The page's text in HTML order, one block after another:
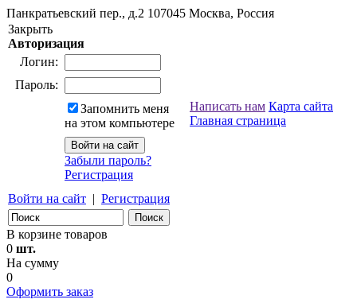
Панкратьевский пер., д.2 107045 Москва, Россия
Закрыть
Авторизация
Логин:
Пароль:
Запомнить меня
на этом компьютере
Забыли пароль?
Регистрация
Войти на сайт | Регистрация
Написать нам Карта сайта
Главная страница
В корзине товаров
0 шт.
На сумму
0
Оформить заказ